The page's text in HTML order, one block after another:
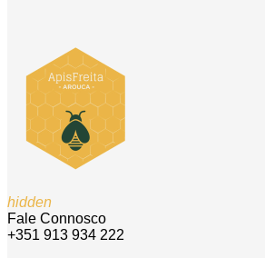
hidden
Fale Connosco
+351 913 934 222